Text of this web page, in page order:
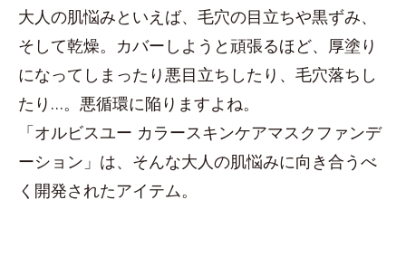
大人の肌悩みといえば、毛穴の目立ちや黒ずみ、
そして乾燥。カバーしようと頑張るほど、厚塗り
になってしまったり悪目立ちしたり、毛穴落ちし
たり…。悪循環に陥りますよね。
「オルビスユー カラースキンケアマスクファンデ
ーション」は、そんな大人の肌悩みに向き合うべ
く開発されたアイテム。